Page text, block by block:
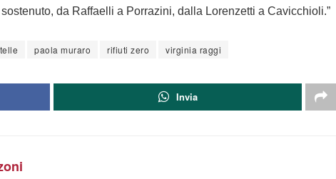
da Raffaelli a Porrazini, dalla Lorenzetti a Cavicchioli.”
paola muraro rifiuti zero virginia raggi
Invia